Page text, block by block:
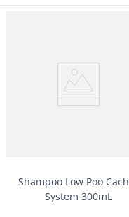
Shampoo Low Poo
System 300mL